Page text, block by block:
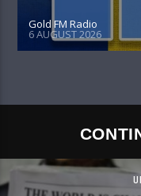
Gold FM Radio
6 AUGUST 2026